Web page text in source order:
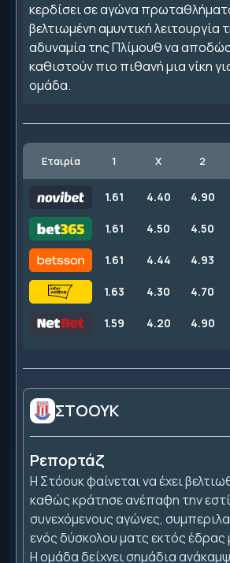
κερδίσει σε αγώνα
βελτιωμένη αμυντική λειτουργία
αδυναμία της Πλίμουθ να
καθιστούν πιο πιθανή μια νίκη
ομάδα.
Εταιρία 1 X 2
1.61 4.40 4.90
1.61 4.50 4.50
1.61 4.44 4.93
1.63 4.30 4.70
1.59 4.20 4.90
ΣΤΟΟΥΚ
Ρεπορτάζ
Η Στόουκ φαίνεται να έχει
καθώς κράτησε ανέπαφη την
συνεχόμενους αγώνες,
ενός δύσκολου ματς εκτός έδρας
Η ομάδα δείχνει σημάδια